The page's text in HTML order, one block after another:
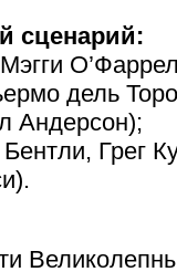
сценарий:
дель
Андерсон);
Грег